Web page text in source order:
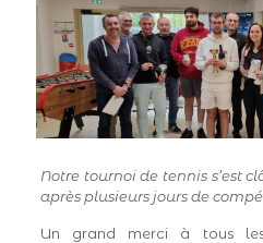
Notre tournoi de tennis s’est
après plusieurs jours de
Un grand merci à tous